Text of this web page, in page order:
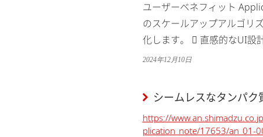
ユーザーベネフィット
のスケールアップアルゴリ
化します。  直感的なUI設
簡単に分取精製を実行可能
2024年12月10日
シームレスなタンパク
https://
plication_note/17653/an_01-